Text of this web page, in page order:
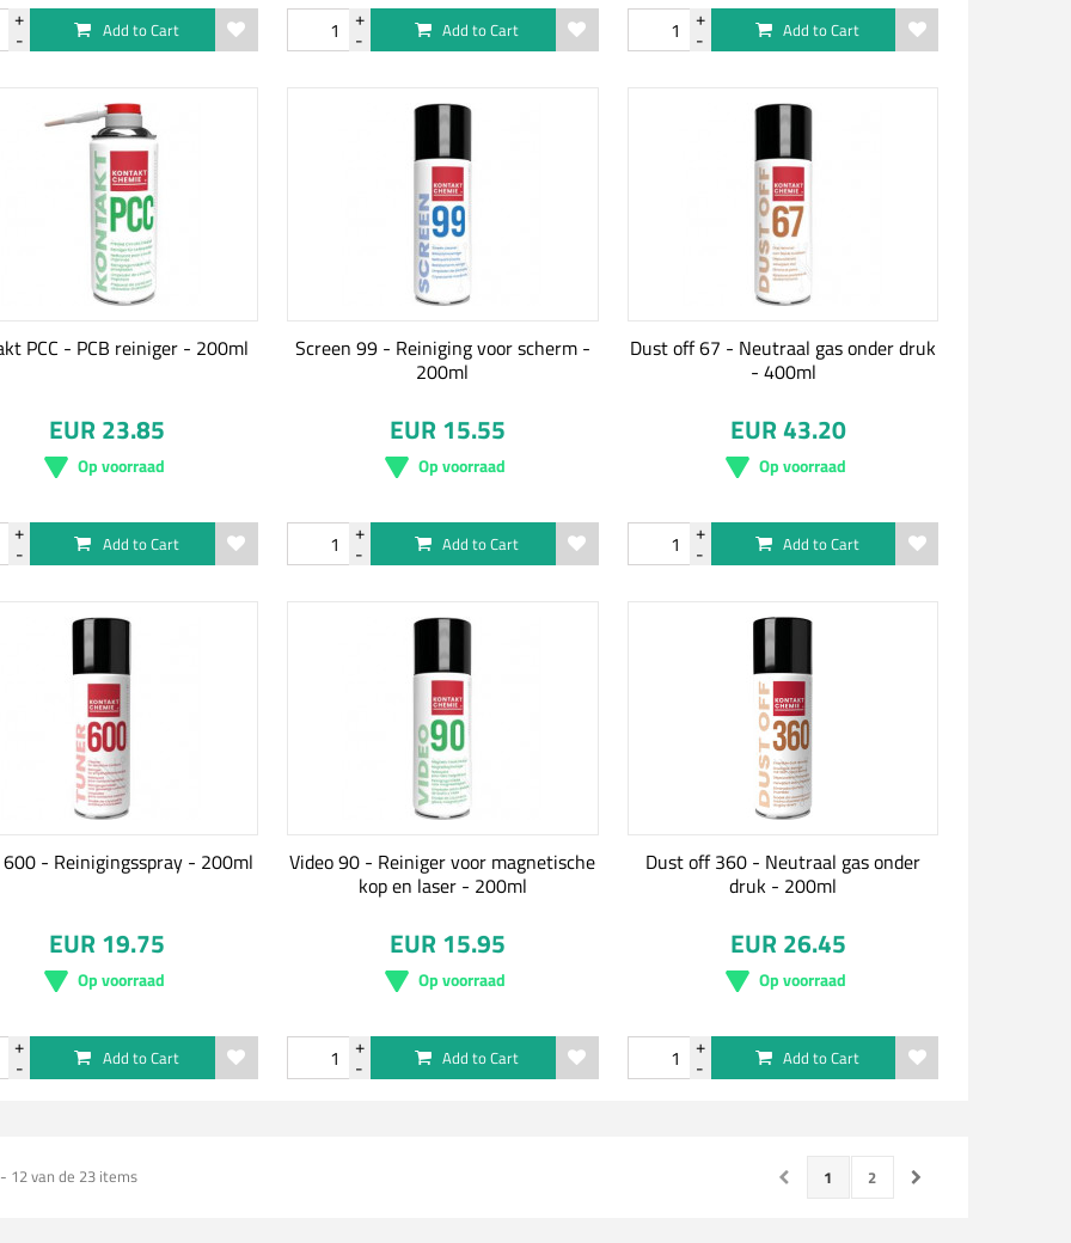
Add to Cart Add to Cart Add to Cart
PCC - PCB reiniger - 200ml
EUR 23.85
Op voorraad
Add to Cart
Screen 99 - Reiniging voor scherm -
200ml
EUR 15.55
Op voorraad
Add to Cart
Dust off 67 - Neutraal gas onder druk
- 400ml
EUR 43.20
Op voorraad
Add to Cart
- Reinigingsspray - 200ml
EUR 19.75
Op voorraad
Add to Cart
Video 90 - Reiniger voor magnetische
kop en laser - 200ml
EUR 15.95
Op voorraad
Add to Cart
Dust off 360 - Neutraal gas onder
druk - 200ml
EUR 26.45
Op voorraad
Add to Cart
1 2
12 van de 23 items